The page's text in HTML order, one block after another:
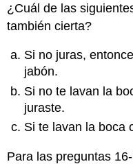
¿Cuál de las
también cierta?
Si no juras,
jabón.
Si no te lavan la
juraste.
Si te lavan la boca
Para las preguntas